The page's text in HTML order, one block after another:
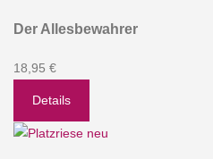
Der Allesbewahrer
18,95 €
Details